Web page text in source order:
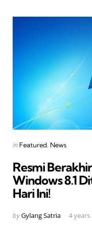
Categories
Posted
in Featured News
Resmi
Windows 8.1
Hari Ini!
Posted
byGylang Satria 4 years